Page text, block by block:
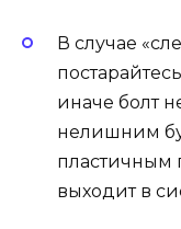
В случае
иначе болт
нелишним
пластичным
выходит в